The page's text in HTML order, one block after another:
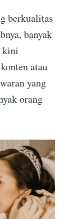
berkualitas
banyak
kini
atau
yang
orang